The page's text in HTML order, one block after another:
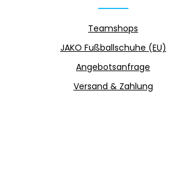
Teamshops
JAKO Fußballschuhe (EU)
Angebotsanfrage
Versand & Zahlung